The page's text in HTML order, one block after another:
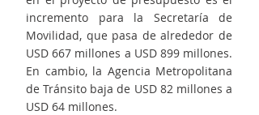
incremento para la Secretaría de
Movilidad, que pasa de alrededor de
USD 667 millones a USD 899 millones.
En cambio, la Agencia Metropolitana
de Tránsito baja de USD 82 millones a
USD 64 millones.